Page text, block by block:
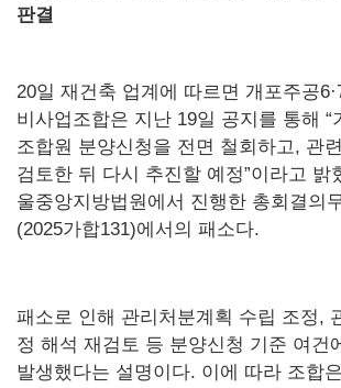
판결
20일 재건축 업계에 따르면 개포주공
비사업조합은 지난 19일 공지를 통해 “
조합원 분양신청을 전면 철회하고, 관
검토한 뒤 다시 추진할 예정”이라고 밝
울중앙지방법원에서 진행한 총회결의
(2025가합131)에서의 패소다.
패소로 인해 관리처분계획 수립 조정,
정 해석 재검토 등 분양신청 기준 여건
발생했다는 설명이다. 이에 따라 조합